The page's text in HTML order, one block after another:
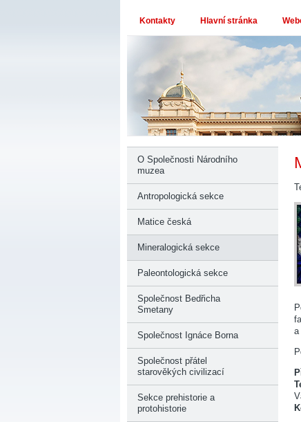
Kontakty Hlavní stránka
a
O Společnosti Národního
muzea
Antropologická sekce
Matice česká
Mineralogická sekce
Paleontologická sekce
Společnost Bedřicha
Smetany
Společnost Ignáce Borna
Společnost přátel
starověkých civilizací
Sekce prehistorie a
protohistorie